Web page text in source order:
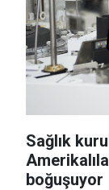
Sağlık
boğuşuyor